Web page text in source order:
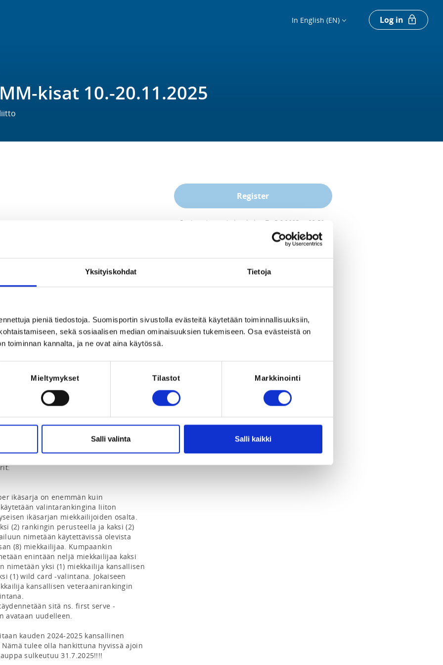
Yksityiskohdat Tietoja
pieniä tiedostoja. Suomisportin sivustolla evästeitä käytetään toiminnallisuuksiin,
sekä sosiaalisen median ominaisuuksien tukemiseen. Osa evästeistä on
toiminnan kannalta, ja ne ovat aina käytössä.
Mieltymykset Tilastot Markkinointi
Salli valinta Salli kaikki
In English (EN) Log in
kisat 10.-20.11.2025
at 23:59
pyydetään ilmoittamaan
klo 23:59 mennessä.
ikäsarja on enemmän kuin
valintarankingina liiton
ikäsarjan miekkailijoiden osalta.
(2) rankingin perusteella ja kaksi (2)
nimetään käytettävissä olevista
(8) miekkailijaa. Kumpaankin
enintään neljä miekkailijaa kaksi
nimetään yksi (1) miekkailija kansallisen
(1) wild card -valintana. Jokaiseen
kansallisen veteraanirankingin
sitä ns. first serve -
avataan uudelleen.
kauden 2024-2025 kansallinen
tulee olla hankittuna hyvissä ajoin
sulkeutuu 31.7.2025!!!!
Register
Registration period ended onTu 5.8.2025 23:59